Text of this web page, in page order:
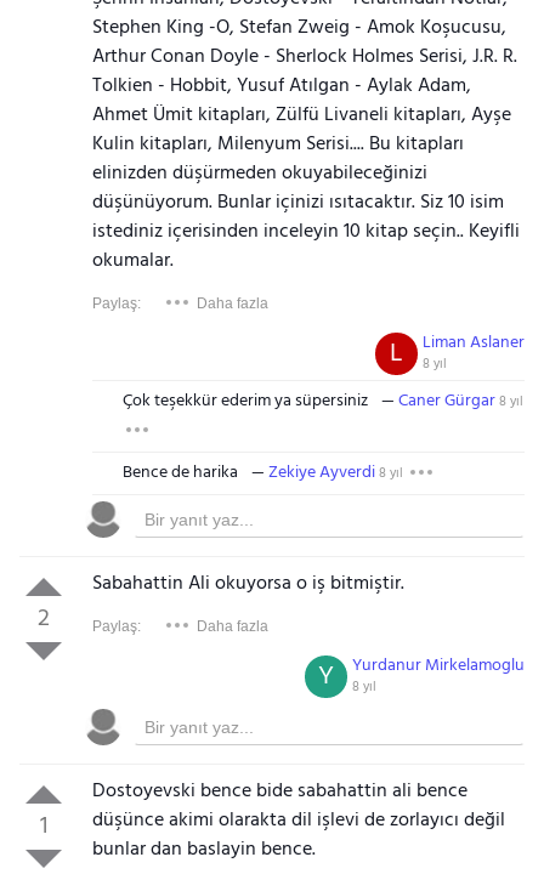
Stephen King -O, Stefan Zweig - Amok Koşucusu,
Arthur Conan Doyle - Sherlock Holmes Serisi, J.R. R.
Tolkien - Hobbit, Yusuf Atılgan - Aylak Adam,
Ahmet Ümit kitapları, Zülfü Livaneli kitapları, Ayşe
Kulin kitapları, Milenyum Serisi.... Bu kitapları
elinizden düşürmeden okuyabileceğinizi
düşünüyorum. Bunlar içinizi ısıtacaktır. Siz 10 isim
istediniz içerisinden inceleyin 10 kitap seçin.. Keyifli
okumalar.
Paylaş: Daha fazla
Liman Aslaner
8 yıl
L
Çok teşekkür ederim ya süpersiniz Caner Gürgar8 yıl
Bence de harika Zekiye Ayverdi8 yıl
2
Sabahattin Ali okuyorsa o iş bitmiştir.
Paylaş: Daha fazla
Yurdanur Mirkelamoglu
8 yıl
Y
1
Dostoyevski bence bide sabahattin ali bence
düşünce akimi olarakta dil işlevi de zorlayıcı değil
bunlar dan baslayin bence.